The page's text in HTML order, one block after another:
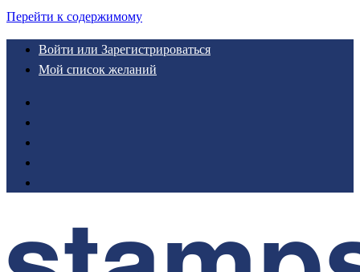
Перейти к содержимому
Войти или Зарегистрироваться
Мой список желаний